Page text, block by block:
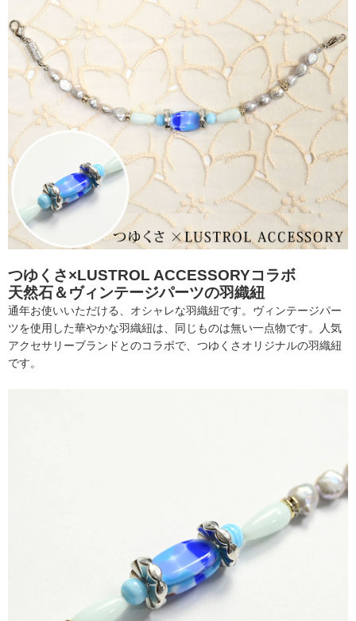
つゆくさ×LUSTROL ACCESSORYコラボ
天然石＆ヴィンテージパーツの羽織紐
通年お使いいただける、オシャレな羽織紐です。ヴィンテージパー
ツを使用した華やかな羽織紐は、同じものは無い一点物です。人気
アクセサリーブランドとのコラボで、つゆくさオリジナルの羽織紐
です。